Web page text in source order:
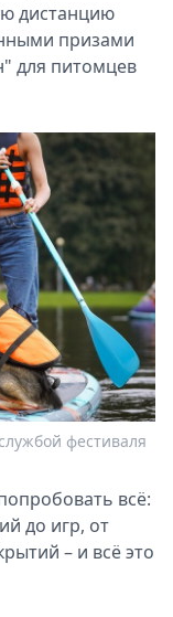
дистанцию
призами
для питомцев
фестиваля
всё:
до игр, от
– и всё это